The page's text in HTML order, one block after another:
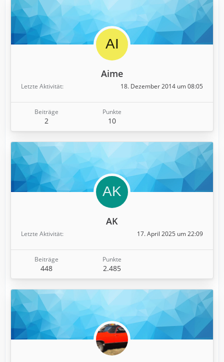
Aime
Letzte Aktivität 18. Dezember 2014 um 08:05
Beiträge
2
Punkte
10
AK
Letzte Aktivität 17. April 2025 um 22:09
Beiträge
448
Punkte
2.485